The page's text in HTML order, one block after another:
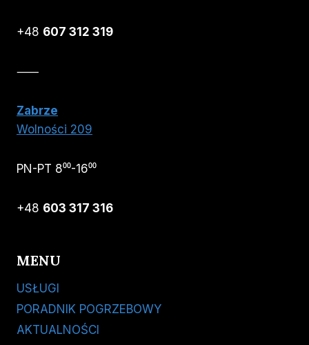
+48 607 312 319
⸺
Zabrze
Wolności 209
PN-PT 8⁰⁰-16⁰⁰
+48 603 317 316
MENU
USŁUGI
PORADNIK POGRZEBOWY
AKTUALNOŚCI